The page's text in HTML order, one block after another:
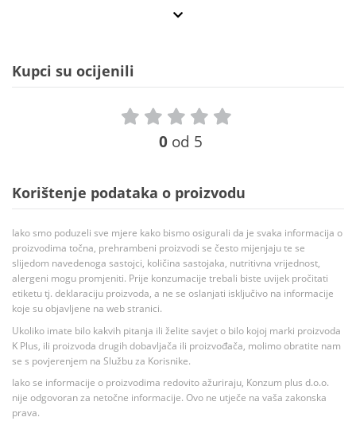
Kupci su ocijenili
0 od 5
Korištenje podataka o proizvodu
Iako smo poduzeli sve mjere kako bismo osigurali da je svaka informacija o
proizvodima točna, prehrambeni proizvodi se često mijenjaju te se
slijedom navedenoga sastojci, količina sastojaka, nutritivna vrijednost,
alergeni mogu promjeniti. Prije konzumacije trebali biste uvijek pročitati
etiketu tj. deklaraciju proizvoda, a ne se oslanjati isključivo na informacije
koje su objavljene na web stranici.
Ukoliko imate bilo kakvih pitanja ili želite savjet o bilo kojoj marki proizvoda
K Plus, ili proizvoda drugih dobavljača ili proizvođača, molimo obratite nam
se s povjerenjem na Službu za Korisnike.
Iako se informacije o proizvodima redovito ažuriraju, Konzum plus d.o.o.
nije odgovoran za netočne informacije. Ovo ne utječe na vaša zakonska
prava.